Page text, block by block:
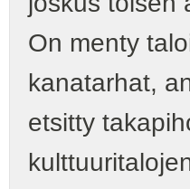
On menty
kanatarhat,
etsitty